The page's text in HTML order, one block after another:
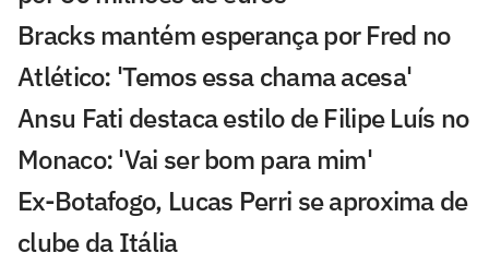
Bracks mantém esperança por Fred no
Atlético: 'Temos essa chama acesa'
Ansu Fati destaca estilo de Filipe Luís no
Monaco: 'Vai ser bom para mim'
Ex-Botafogo, Lucas Perri se aproxima de
clube da Itália